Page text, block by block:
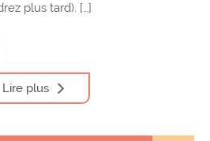
plus tard). […]
Lire plus